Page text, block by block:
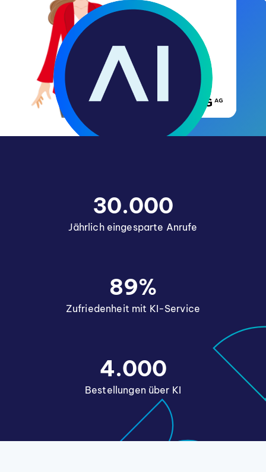
30.000
Jährlich eingesparte Anrufe
89%
Zufriedenheit mit KI-Service
4.000
Bestellungen über KI